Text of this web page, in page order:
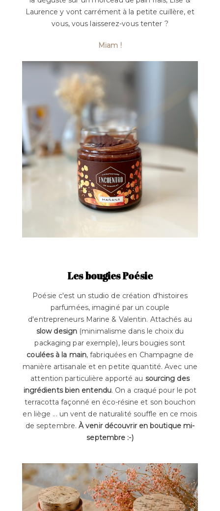
Laurence y vont carrément à la petite cuillère, et
vous, vous laisserez-vous tenter ?
Miam !
Les bougies Poésie
Poésie c'est un studio de création d'histoires
parfumées, imaginé par un couple
d'entrepreneurs Marine & Valentin. Attachés au
slow design (minimalisme dans le choix du
packaging par exemple), leurs bougies sont
coulées à la main, fabriquées en Champagne de
manière artisanale et en petite quantité. Avec une
attention particulière apporté au sourcing des
ingrédients bien entendu. On a craqué pour le pot
terracotta façonné en éco-résine et son bouchon
en liège ... un vent de naturalité souffle en ce mois
de septembre.À venir découvrir en boutique mi-
septembre :-)